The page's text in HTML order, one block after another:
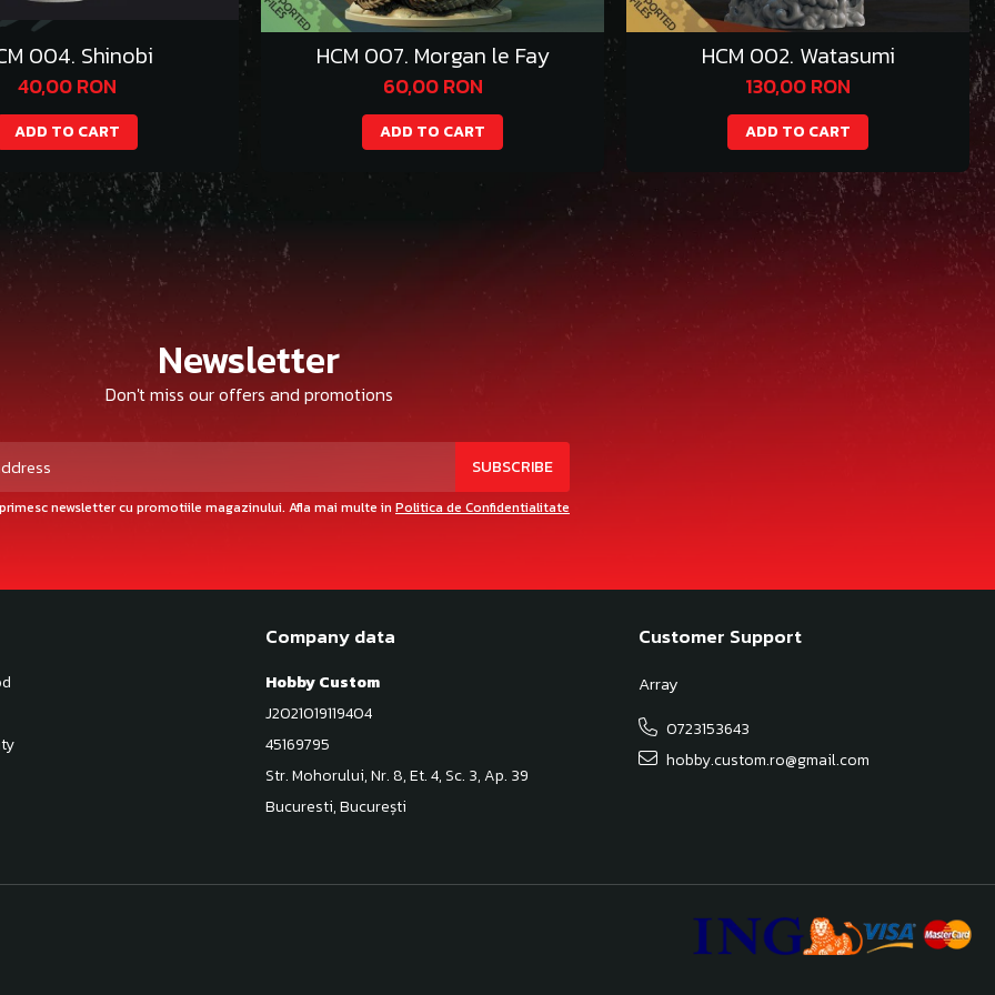
004. Shinobi
40,00 RON
ADD TO CART
HCM 007. Morgan le Fay
60,00 RON
ADD TO CART
HCM 002. Watasumi
130,00 RON
ADD TO CART
Newsletter
Don't miss our offers and promotions
newsletter cu promotiile magazinului. Afla mai multe in Politica de Confidentialitate
Company data
Hobby Custom
J2021019119404
45169795
Str. Mohorului, Nr. 8, Et. 4, Sc. 3, Ap. 39
Bucuresti, București
Customer Support
Array
0723153643
hobby.custom.ro@gmail.com